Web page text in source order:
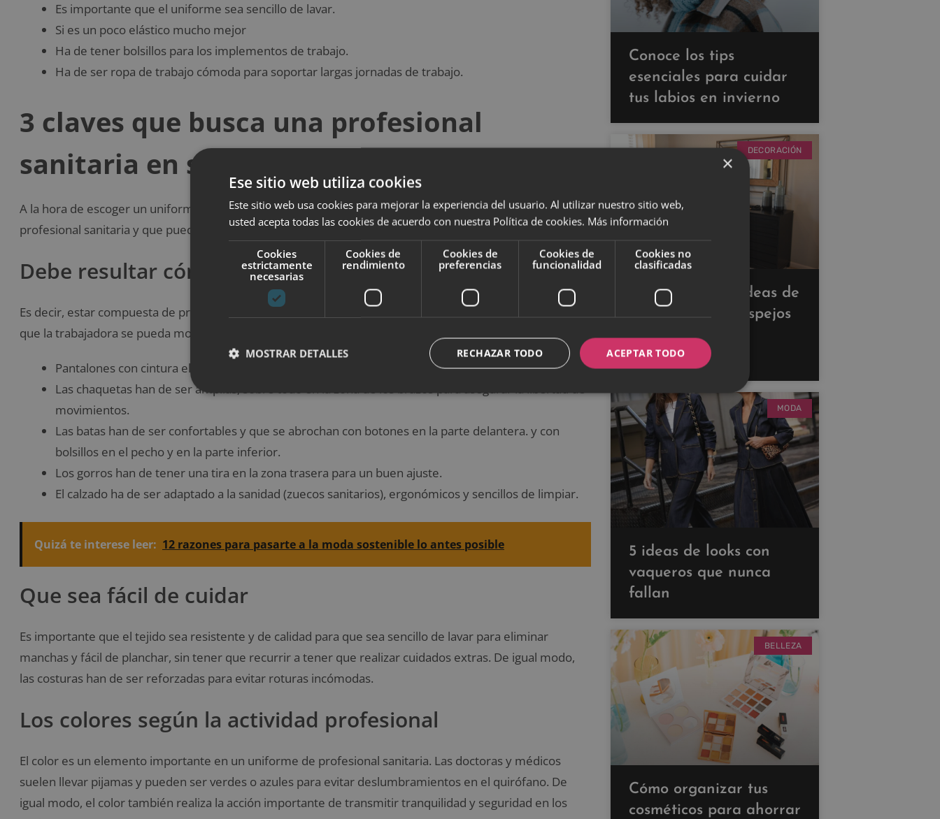
Es importante que el uniforme sea sencillo de lavar.
Si es un poco elástico mucho mejor
Ha de tener bolsillos para los implementos de trabajo.
Ha de ser ropa de trabajo cómoda para soportar largas jornadas de trabajo.
3 claves que busca una profesional
sanitaria en su uniforme
A la hora de escoger un uniforme sanitario, este ha de seguir unas claves para que sea de utilidad para la
profesional sanitaria y que pueda realizar su labor coneficacia y profesionalidad.
Debe resultar cómoda
Es decir, estar compuesta de prendas que aseguren la total comodidad y lo suficientemente amplia para
que la trabajadora se pueda mover con facilidad:
Pantalones con cintura elástica.
Las chaquetas han de ser amplias, sobre todo en la zona de los brazos para asegurar la libertad de
movimientos.
Las batas han de ser confortables y que se abrochan con botones en la parte delantera. y con
bolsillos en el pecho y en la parte inferior.
Los gorros han de tener una tira en la zona trasera para un buen ajuste.
El calzado ha de ser adaptado a la sanidad (zuecos sanitarios), ergonómicos y sencillos de limpiar.
Quizá te interese leer: 12 razones para pasarte a la moda sostenible lo antes posible
Que sea fácil de cuidar
Es importante que el tejido sea resistente y de calidad para que sea sencillo de lavar para eliminar
manchas y fácil de planchar, sin tener que recurrir a tener que realizar cuidados extras. De igual modo,
las costuras han de ser reforzadas para evitar roturas incómodas.
Los colores según la actividad profesional
El color es un elemento importante en un uniforme de profesional sanitaria. Las doctoras y médicos
suelen llevar pijamas y pueden ser verdes o azules para evitar deslumbramientos en el quirófano. De
igual modo, el color también realiza la acción importante de transmitir tranquilidad y seguridad en los
Conoce los tips
esenciales para cuidar
tus labios en invierno
DECORACIÓN
Descubre estas ideas de
decoración con espejos
para ampliar tus
espacios
MODA
5 ideas de looks con
vaqueros que nunca
fallan
BELLEZA
Cómo organizar tus
cosméticos para ahorrar
×
Ese sitio web utiliza cookies
Este sitio web usa cookies para mejorar la experiencia del usuario. Al utilizar nuestro sitio web,
usted acepta todas las cookies de acuerdo con nuestra Política de cookies. Más información
Cookies
estrictamente
necesarias
Cookies de
rendimiento
Cookies de
preferencias
Cookies de
funcionalidad
Cookies no
clasificadas
ACEPTAR TODO
RECHAZAR TODO
MOSTRAR DETALLES